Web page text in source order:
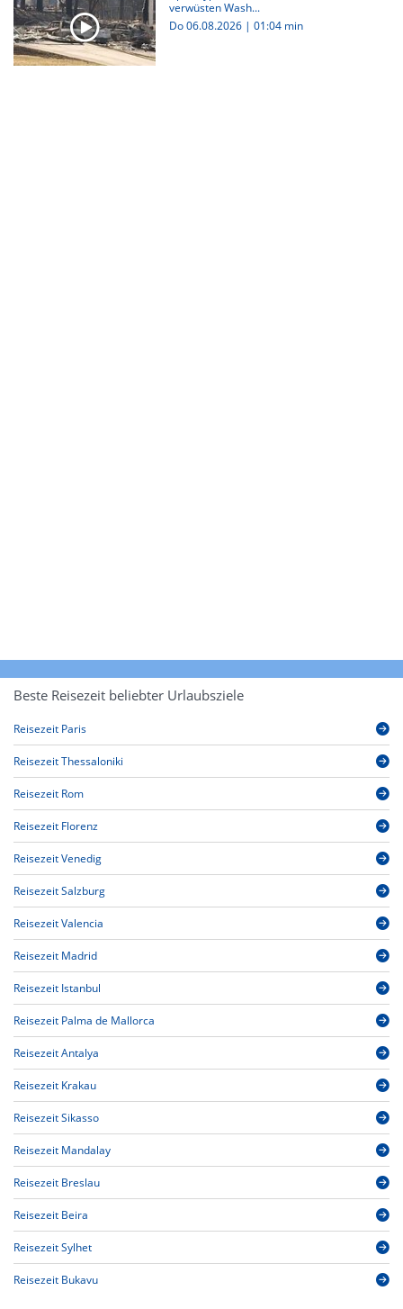
verwüsten Wash...
Do 06.08.2026 | 01:04 min
Beste Reisezeit beliebter Urlaubsziele
Reisezeit Paris
Reisezeit Thessaloniki
Reisezeit Rom
Reisezeit Florenz
Reisezeit Venedig
Reisezeit Salzburg
Reisezeit Valencia
Reisezeit Madrid
Reisezeit Istanbul
Reisezeit Palma de Mallorca
Reisezeit Antalya
Reisezeit Krakau
Reisezeit Sikasso
Reisezeit Mandalay
Reisezeit Breslau
Reisezeit Beira
Reisezeit Sylhet
Reisezeit Bukavu